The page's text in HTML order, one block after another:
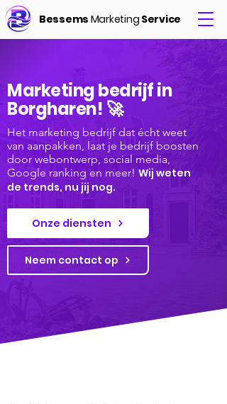
Bessems Marketing Service
Marketing bedrijf in
Borgharen! 🚀
Het marketing bedrijf dat écht weet
van aanpakken, laat je bedrijf boosten
door webontwerp, social media,
Google ranking en meer! Wij weten
de trends, nu jij nog.
Onze diensten
Neem contact op